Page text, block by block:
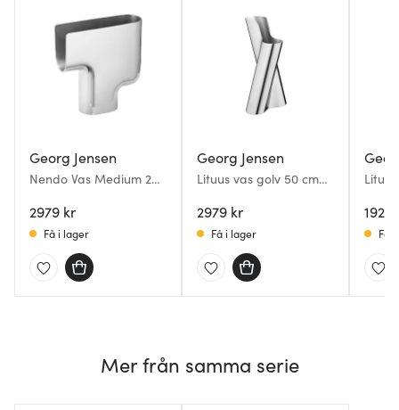
Georg Jensen
Nendo Vas Medium 20
2979 kr
Få i lager
Georg Jensen
Lituus vas golv 50 cm
2979 kr
Få i lager
1929
Få
Mer från samma serie